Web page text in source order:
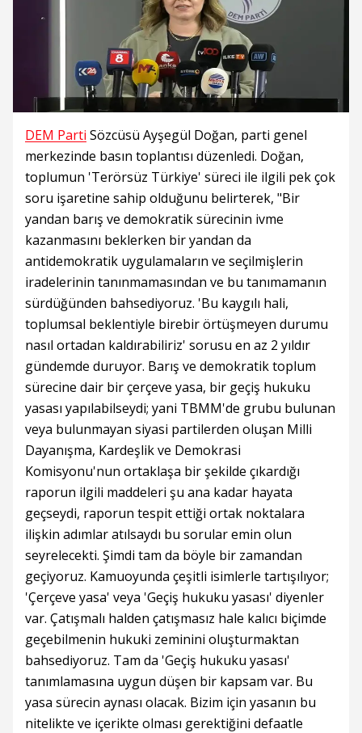
DEM Parti Sözcüsü Ayşegül Doğan, parti genel
merkezinde basın toplantısı düzenledi. Doğan,
toplumun 'Terörsüz Türkiye' süreci ile ilgili pek çok
soru işaretine sahip olduğunu belirterek, "Bir
yandan barış ve demokratik sürecinin ivme
kazanmasını beklerken bir yandan da
antidemokratik uygulamaların ve seçilmişlerin
iradelerinin tanınmamasından ve bu tanımamanın
sürdüğünden bahsediyoruz. 'Bu kaygılı hali,
toplumsal beklentiyle birebir örtüşmeyen durumu
nasıl ortadan kaldırabiliriz' sorusu en az 2 yıldır
gündemde duruyor. Barış ve demokratik toplum
sürecine dair bir çerçeve yasa, bir geçiş hukuku
yasası yapılabilseydi; yani TBMM'de grubu bulunan
veya bulunmayan siyasi partilerden oluşan Milli
Dayanışma, Kardeşlik ve Demokrasi
Komisyonu'nun ortaklaşa bir şekilde çıkardığı
raporun ilgili maddeleri şu ana kadar hayata
geçseydi, raporun tespit ettiği ortak noktalara
ilişkin adımlar atılsaydı bu sorular emin olun
seyrelecekti. Şimdi tam da böyle bir zamandan
geçiyoruz. Kamuoyunda çeşitli isimlerle tartışılıyor;
'Çerçeve yasa' veya 'Geçiş hukuku yasası' diyenler
var. Çatışmalı halden çatışmasız hale kalıcı biçimde
geçebilmenin hukuki zeminini oluşturmaktan
bahsediyoruz. Tam da 'Geçiş hukuku yasası'
tanımlamasına uygun düşen bir kapsam var. Bu
yasa sürecin aynası olacak. Bizim için yasanın bu
nitelikte ve içerikte olması gerektiğini defaatle